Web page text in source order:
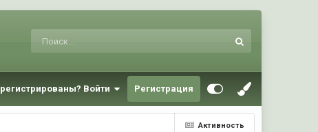
Войти Регистрация
Активность